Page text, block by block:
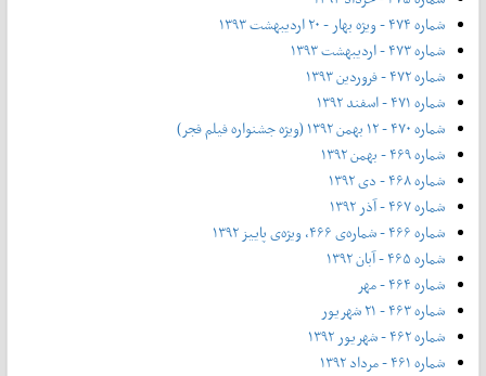
شماره ۴۷۴ - ویژه بهار - ۲۰ اردیبهشت ۱۳۹۳
شماره ۴۷۳ - اردیبهشت ۱۳۹۳
شماره ۴۷۲ - فروردین ۱۳۹۳
شماره ۴۷۱ - اسفند ۱۳۹۲
شماره ۴۷۰ - ۱۲ بهمن ۱۳۹۲ (ویژه جشنواره فیلم فجر)
شماره ۴۶۹ - بهمن ۱۳۹۲
شماره ۴۶۸ - دی ۱۳۹۲
شماره ۴۶۷ - آذر ۱۳۹۲
شماره ۴۶۶ - شماره‌ی ۴۶۶، ویژه‌ی پاییز ۱۳۹۲
شماره ۴۶۵ - آبان ۱۳۹۲
شماره ۴۶۴ - مهر
شماره ۴۶۳ - ۲۱ شهریور
شماره ۴۶۲ - شهریور ۱۳۹۲
شماره ۴۶۱ - مرداد ۱۳۹۲